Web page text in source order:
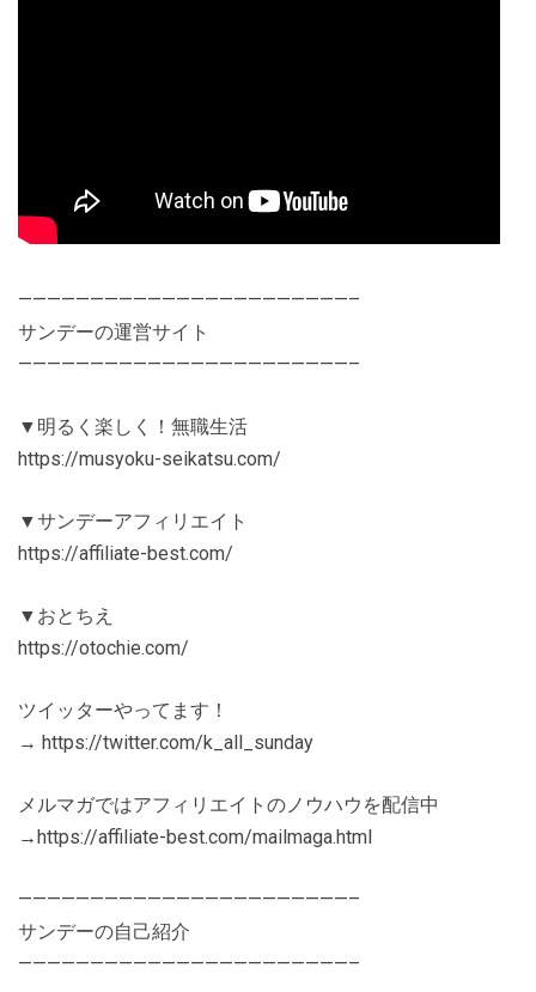
———————————————————————–
サンデーの運営サイト
———————————————————————–
▼明るく楽しく！無職生活
https://musyoku-seikatsu.com/
▼サンデーアフィリエイト
https://affiliate-best.com/
▼おとちえ
https://otochie.com/
ツイッターやってます！
→ https://twitter.com/k_all_sunday
メルマガではアフィリエイトのノウハウを配信中
→https://affiliate-best.com/mailmaga.html
———————————————————————–
サンデーの自己紹介
———————————————————————–